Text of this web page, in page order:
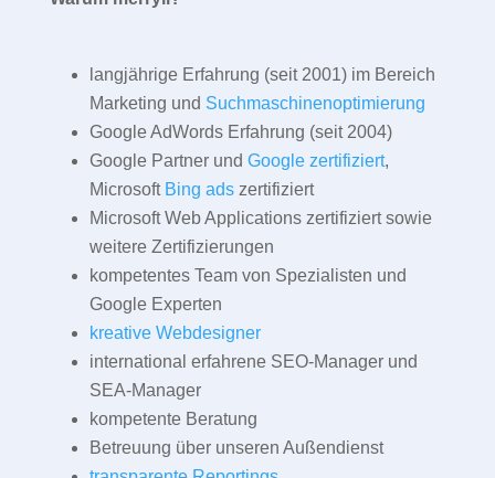
langjährige Erfahrung (seit 2001) im Bereich
Marketing und Suchmaschinenoptimierung
Google AdWords Erfahrung (seit 2004)
Google Partner und Google zertifiziert,
Microsoft Bing adszertifiziert
Microsoft Web Applications zertifiziert sowie
weitere Zertifizierungen
kompetentes Team von Spezialisten und
Google Experten
kreative Webdesigner
international erfahrene SEO-Manager und
SEA-Manager
kompetente Beratung
Betreuung über unseren Außendienst